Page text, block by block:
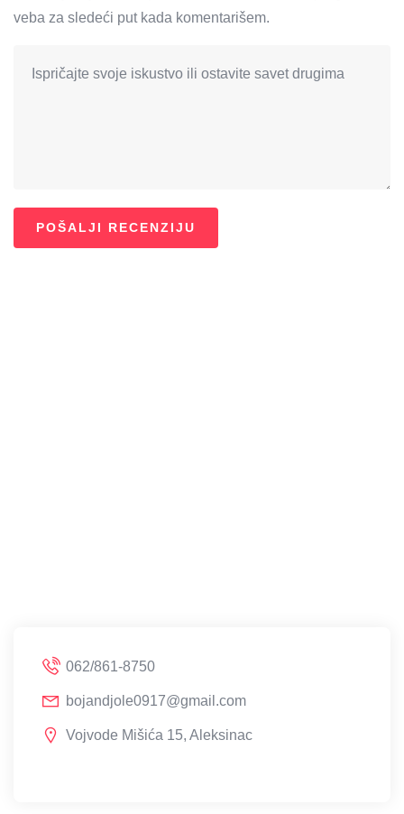
veba za sledeći put kada komentarišem.
062/861-8750
bojandjole0917@gmail.com
Vojvode Mišića 15, Aleksinac